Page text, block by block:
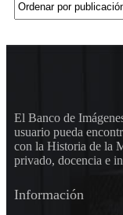
El Banco de
usuario pueda
con la Historia de la
privado, docencia e
Información